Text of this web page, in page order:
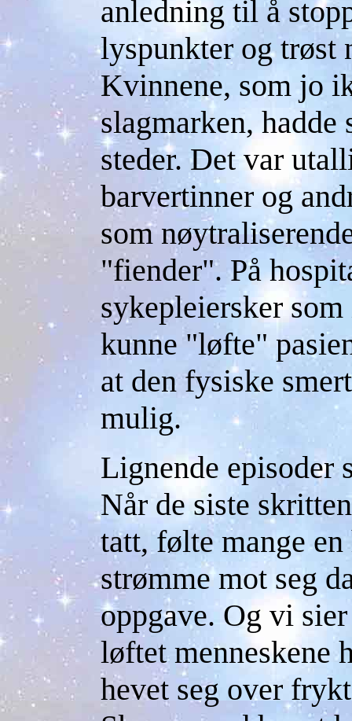
anledning til å
lyspunkter og trøst
Kvinnene, som jo
slagmarken, hadde
steder. Det var
barvertinner og
som
"fiender". På
sykepleiersker
kunne "løfte"
at den fysiske
mulig.
Lignende episoder
Når de siste
tatt, følte mange
strømme mot seg
oppgave. Og vi
løftet menneskene
hevet seg over